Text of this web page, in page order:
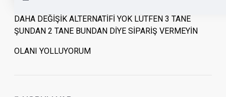
DAHA DEĞİŞİK ALTERNATİFİ YOK LÜTFEN 3 TANE
ŞUNDAN 2 TANE BUNDAN DİYE SİPARİŞ VERMEYİN
OLANI YOLLUYORUM